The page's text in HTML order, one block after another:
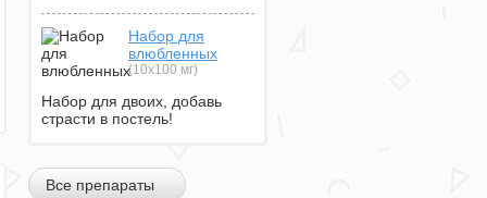
Набор для
влюбленных
(10х100 мг)
Набор для двоих, добавь
страсти в постель!
Все препараты